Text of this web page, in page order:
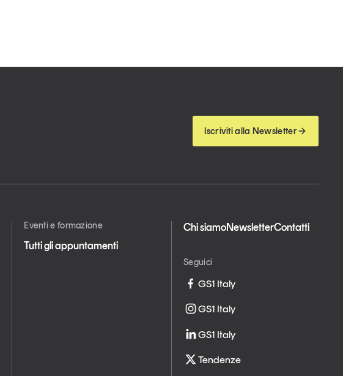
Iscriviti alla Newsletter
Eventi e formazione
Tutti gli appuntamenti
Chi siamoNewsletterContatti
Seguici
GS1 Italy
GS1 Italy
GS1 Italy
Tendenze